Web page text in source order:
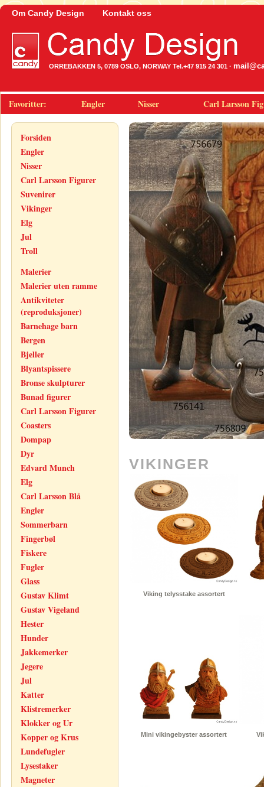
Om Candy Design Kontakt oss
ORREBAKKEN 5, 0789 OSLO, NORWAY Tel.+47 915 24 301 ·
Favoritter: Engler Nisser Carl Larsson
Forsiden
Engler
Nisser
Carl Larsson Figurer
Suvenirer
Vikinger
Elg
Jul
Troll
Malerier
Malerier uten ramme
Antikviteter
(reproduksjoner)
Barnehage barn
Bergen
Bjeller
Blyantspissere
Bronse skulpturer
Bunad figurer
Carl Larsson Figurer
Coasters
Dompap
Dyr
Edvard Munch
Elg
Carl Larsson Blå
Engler
Sommerbarn
Fingerbøl
Fiskere
Fugler
Glass
Gustav Klimt
Gustav Vigeland
Hester
Hunder
Jakkemerker
Jegere
Jul
Katter
Klistremerker
Klokker og Ur
Kopper og Krus
Lundefugler
Lysestaker
Magneter
VIKINGER
Viking telysstake assortert
Mini vikingebyster assortert